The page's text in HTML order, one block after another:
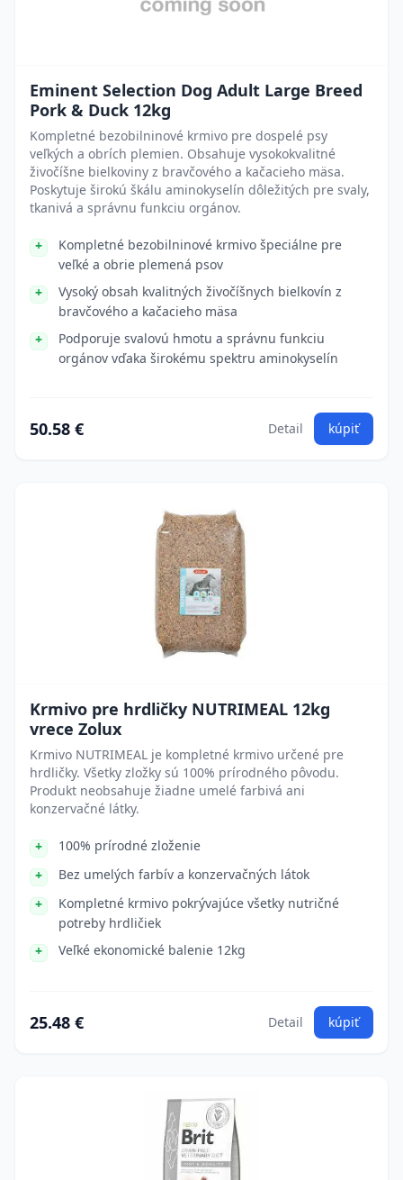
Eminent Selection Dog Adult Large Breed
Pork & Duck 12kg
Kompletné bezobilninové krmivo pre dospelé psy
veľkých a obrích plemien. Obsahuje vysokokvalitné
živočíšne bielkoviny z bravčového a kačacieho mäsa.
Poskytuje širokú škálu aminokyselín dôležitých pre svaly,
tkanivá a správnu funkciu orgánov.
Kompletné bezobilninové krmivo špeciálne pre
veľké a obrie plemená psov
Vysoký obsah kvalitných živočíšnych bielkovín z
bravčového a kačacieho mäsa
Podporuje svalovú hmotu a správnu funkciu
orgánov vďaka širokému spektru aminokyselín
50.58 € Detail kúpiť
Krmivo pre hrdličky NUTRIMEAL 12kg
vrece Zolux
Krmivo NUTRIMEAL je kompletné krmivo určené pre
hrdličky. Všetky zložky sú 100% prírodného pôvodu.
Produkt neobsahuje žiadne umelé farbivá ani
konzervačné látky.
100% prírodné zloženie
Bez umelých farbív a konzervačných látok
Kompletné krmivo pokrývajúce všetky nutričné
potreby hrdličiek
Veľké ekonomické balenie 12kg
25.48 € Detail kúpiť